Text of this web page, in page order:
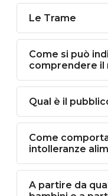
Le Trame
Come si può
comprendere il
Qual è il
Come
intolleranze
A partire da